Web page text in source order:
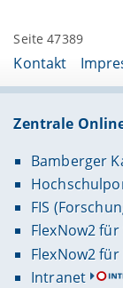
Seite 47389
Kontakt
Zentrale
Bamberger
FIS
FlexNow2
FlexNow2
Intranet